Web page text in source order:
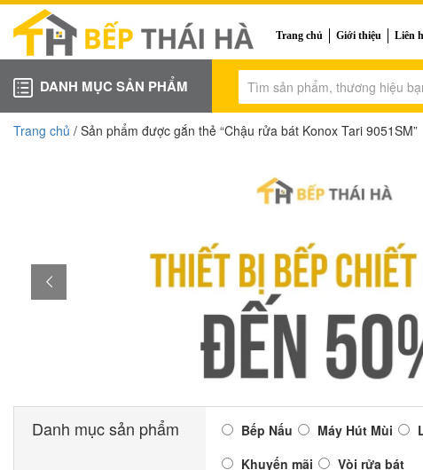
Trang chủ Giới thiệu Liên
DANH MỤC SẢN PHẨM
Trang chủ / Sản phẩm được gắn thẻ “Chậu rửa bát Konox Tari 9051SM”
Danh mục sản phẩm Bếp Nấu Máy Hút Mùi
Khuyến mãi
Vòi rửa bát